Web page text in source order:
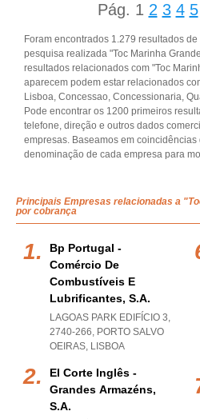
Pág. 1 2 3 4 5
Foram encontrados 1.279 resultados
pesquisa realizada "Toc Marinha
resultados relacionados com "Toc
aparecem podem estar relacionados
Lisboa, Concessao, Concessionaria,
Pode encontrar os 1200 primeiros
telefone, direção e outros dados
empresas. Baseamos em
denominação de cada empresa para
Principais Empresas relacionadas a
por cobrança
Bp Portugal -
Comércio De
Combustíveis E
Lubrificantes, S.a.
LAGOAS PARK EDIFÍCIO 3,
2740-266, PORTO SALVO
OEIRAS, LISBOA
El Corte Inglês -
Grandes Armazéns,
S.a.